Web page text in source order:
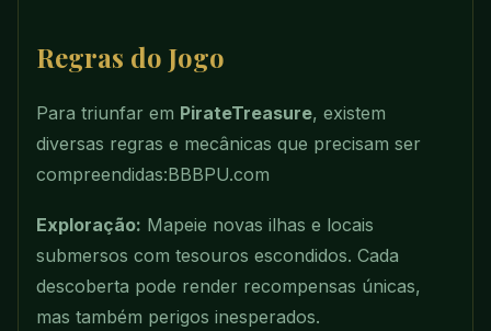
Regras do Jogo
Para triunfar em PirateTreasure, existem
diversas regras e mecânicas que precisam ser
compreendidas:BBBPU.com
Exploração: Mapeie novas ilhas e locais
submersos com tesouros escondidos. Cada
descoberta pode render recompensas únicas,
mas também perigos inesperados.